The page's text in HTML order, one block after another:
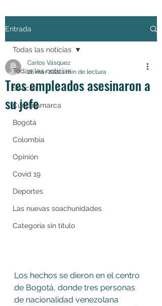
Entrada
Todas las noticias
Soacha
Cundinamarca
Bogotá
Colombia
Opinión
Covid 19
Deportes
Las nuevas soachunidades
Categoría sin título
Todas las noticias
Tres empleados asesinaron a
su jefe
Carlos Vásquez
28 mar 20221 min de lectura
Los hechos se dieron en el centro
de Bogotá, donde tres personas
de nacionalidad venezolana